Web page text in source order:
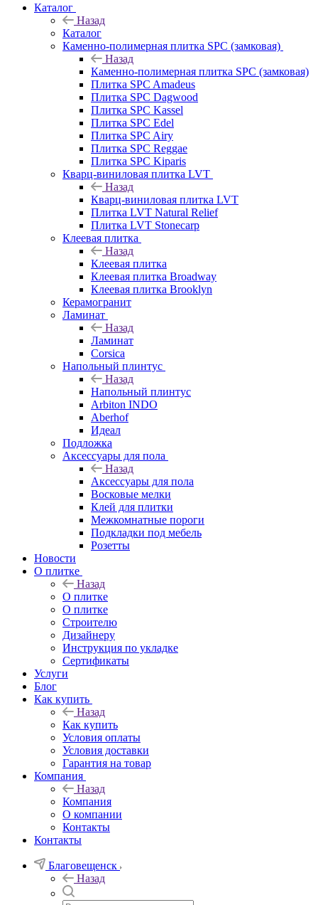
Каталог
Назад
Каталог
Каменно-полимерная плитка SPC (замковая)
Назад
Каменно-полимерная плитка SPC (замковая)
Плитка SPC Amadeus
Плитка SPC Dagwood
Плитка SPC Kassel
Плитка SPC Edel
Плитка SPC Airy
Плитка SPC Reggae
Плитка SPC Kiparis
Кварц-виниловая плитка LVT
Назад
Кварц-виниловая плитка LVT
Плитка LVT Natural Relief
Плитка LVT Stonecarp
Клеевая плитка
Назад
Клеевая плитка
Клеевая плитка Broadway
Клеевая плитка Brooklyn
Керамогранит
Ламинат
Назад
Ламинат
Corsica
Напольный плинтус
Назад
Напольный плинтус
Arbiton INDO
Aberhof
Идеал
Подложка
Аксессуары для пола
Назад
Аксессуары для пола
Восковые мелки
Клей для плитки
Межкомнатные пороги
Подкладки под мебель
Розетты
Новости
О плитке
Назад
О плитке
О плитке
Строителю
Дизайнеру
Инструкция по укладке
Сертификаты
Услуги
Блог
Как купить
Назад
Как купить
Условия оплаты
Условия доставки
Гарантия на товар
Компания
Назад
Компания
О компании
Контакты
Контакты
Благовещенск
Назад